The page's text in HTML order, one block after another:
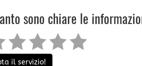
sono chiare le
il servizio!